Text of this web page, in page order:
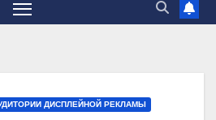
ДИСПЛЕЙНОЙ РЕКЛАМЫ